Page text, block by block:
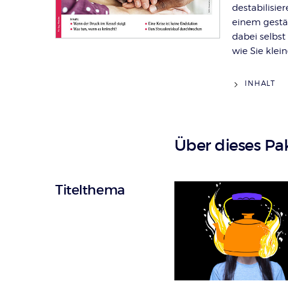
einem
dabei
wie Sie
INHALT
Über dieses
Titelthema